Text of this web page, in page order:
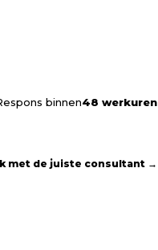
binnen48 werkuren
met de juiste consultant →